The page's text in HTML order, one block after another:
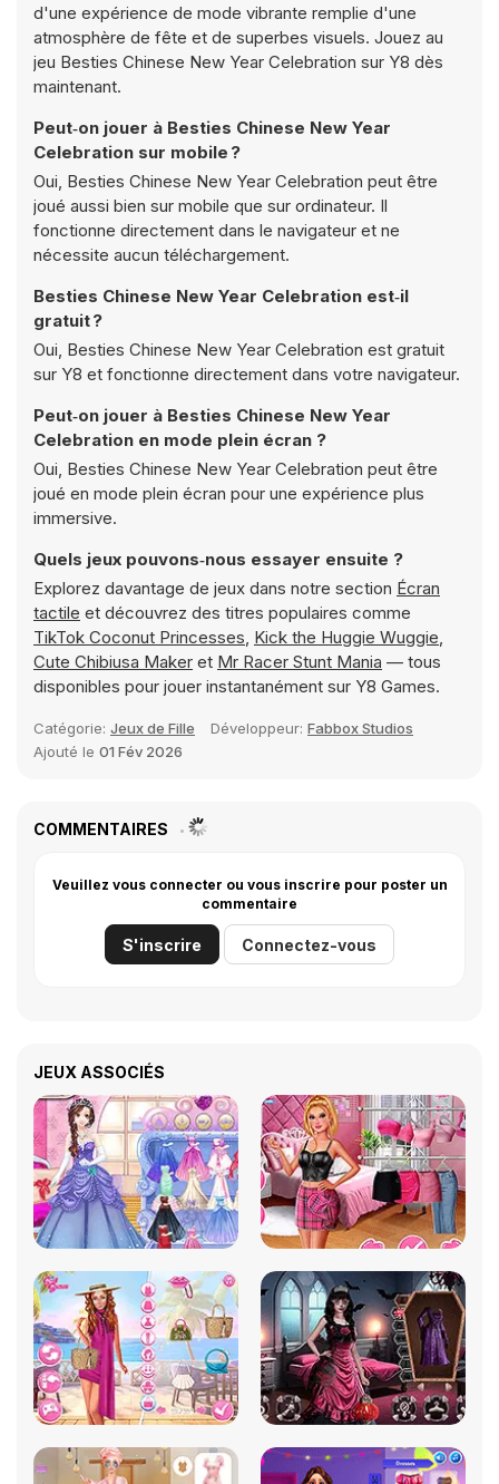
d'une expérience de mode vibrante remplie d'une
atmosphère de fête et de superbes visuels. Jouez au
jeu Besties Chinese New Year Celebration sur Y8 dès
maintenant.
Peut‑on jouer à Besties Chinese New Year
Celebration sur mobile ?
Oui, Besties Chinese New Year Celebration peut être
joué aussi bien sur mobile que sur ordinateur. Il
fonctionne directement dans le navigateur et ne
nécessite aucun téléchargement.
Besties Chinese New Year Celebration est‑il
gratuit ?
Oui, Besties Chinese New Year Celebration est gratuit
sur Y8 et fonctionne directement dans votre navigateur.
Peut‑on jouer à Besties Chinese New Year
Celebration en mode plein écran ?
Oui, Besties Chinese New Year Celebration peut être
joué en mode plein écran pour une expérience plus
immersive.
Quels jeux pouvons‑nous essayer ensuite ?
Explorez davantage de jeux dans notre section Écran
tactile et découvrez des titres populaires comme
TikTok Coconut Princesses, Kick the Huggie Wuggie,
Cute Chibiusa Maker et Mr Racer Stunt Mania — tous
disponibles pour jouer instantanément sur Y8 Games.
Catégorie: Jeux de Fille Développeur: Fabbox Studios
Ajouté le 01 Fév 2026
COMMENTAIRES
Veuillez vous connecter ou vous inscrire pour poster un
commentaire
S'inscrire Connectez-vous
JEUX ASSOCIÉS